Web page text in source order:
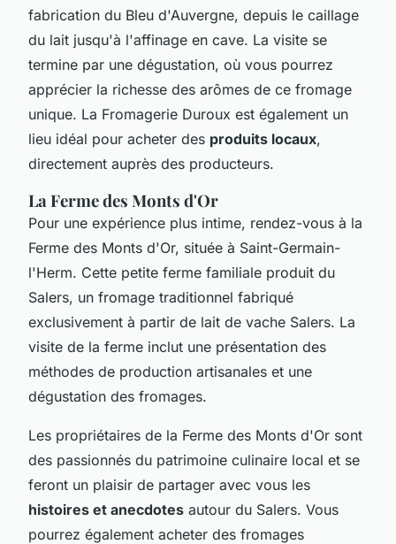
fabrication du Bleu d'Auvergne, depuis le caillage
du lait jusqu'à l'affinage en cave. La visite se
termine par une dégustation, où vous pourrez
apprécier la richesse des arômes de ce fromage
unique. La Fromagerie Duroux est également un
lieu idéal pour acheter des produits locaux,
directement auprès des producteurs.
La Ferme des Monts d'Or
Pour une expérience plus intime, rendez-vous à la
Ferme des Monts d'Or, située à Saint-Germain-
l'Herm. Cette petite ferme familiale produit du
Salers, un fromage traditionnel fabriqué
exclusivement à partir de lait de vache Salers. La
visite de la ferme inclut une présentation des
méthodes de production artisanales et une
dégustation des fromages.
Les propriétaires de la Ferme des Monts d'Or sont
des passionnés du patrimoine culinaire local et se
feront un plaisir de partager avec vous les
histoires et anecdotes autour du Salers. Vous
pourrez également acheter des fromages